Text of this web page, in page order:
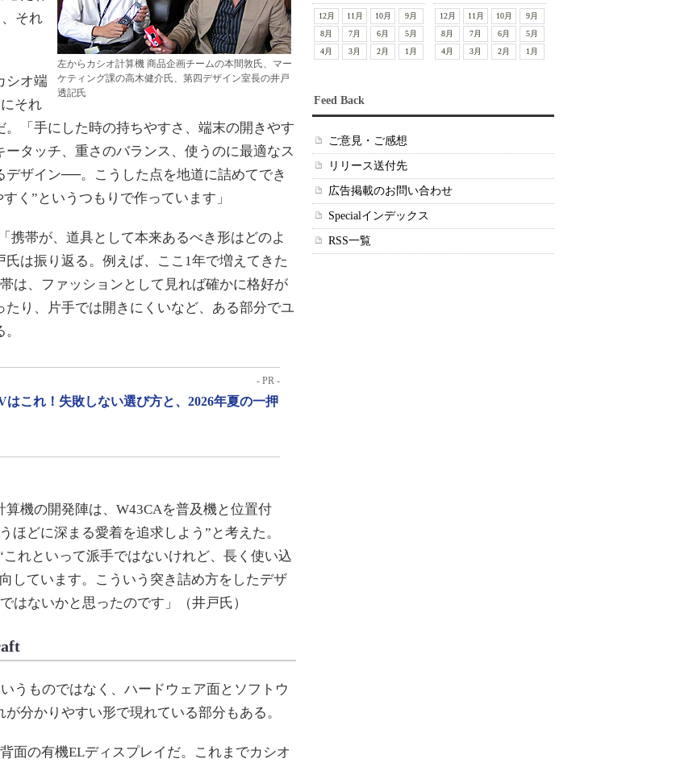
左からカシオ計算機 商品企画チームの本間敦氏、マー
ケティング課の高木健介氏、第四デザイン室長の井戸
透記氏
それ
シオ端
それ
「手にした時の持ちやすさ、端末の開きやす
タッチ、重さのバランス、使うのに最適なス
デザイン──。こうした点を地道に詰めてでき
く”というつもりで作っています」
帯が、道具として本来あるべき形はどのよ
は振り返る。例えば、ここ1年で増えてきた
は、ファッションとして見れば確かに格好が
り、片手では開きにくいなど、ある部分でユ
- PR -
はこれ！失敗しない選び方と、2026年夏の一押
機の開発陣は、W43CAを普及機と位置付
ほどに深まる愛着を追求しよう”と考えた。
これといって派手ではないけれど、長く使い込
しています。こういう突き詰め方をしたデザ
はないかと思ったのです」（井戸氏）
うものではなく、ハードウェア面とソフトウ
分かりやすい形で現れている部分もある。
面の有機ELディスプレイだ。これまでカシオ
12月 11月 10月
9月
8月
7月 6月
5月
4月
3月 2月 1月
12月 11月 10月
9月
8月
7月 6月
5月
4月
3月 2月 1月
Feed Back
ご意見・ご感想
リリース送付先
広告掲載のお問い合わせ
Specialインデックス
RSS一覧